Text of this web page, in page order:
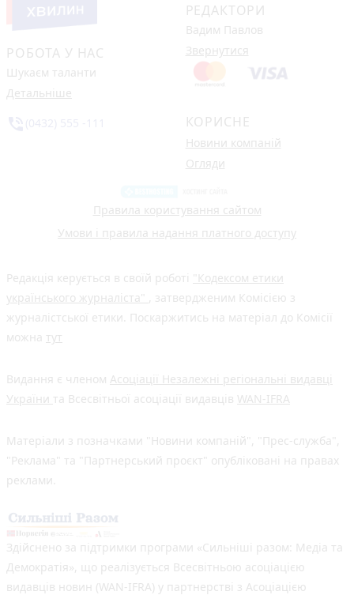
РОБОТА У НАС
Шукаєм таланти
Детальніше
РЕДАКТОРИ
Вадим Павлов
Звернутися
КОРИСНЕ
Новини компаній
Огляди
Правила користування сайтом
Умови і правила надання платного доступу
Редакція керується в своїй роботі "Кодексом етики
українського журналіста"
, затвердженим Комісією з
журналістської етики. Поскаржитись на матеріал до Комісії
можна тут
Видання є членом Асоціації Незалежні регіональні видавці
України та Всесвітньої асоціації видавців WAN-IFRA
Матеріали з позначками "Новини компаній", "Прес-служба",
"Реклама" та "Партнерський проєкт" опубліковані на правах
реклами.
Здійснено за підтримки програми «Сильніші разом: Медіа та
Демократія», що реалізується Всесвітньою асоціацією
видавців новин (WAN-IFRA) у партнерстві з Асоціацією